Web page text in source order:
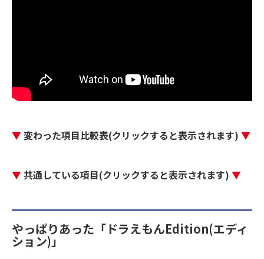
▼ 変わった項目比較表(クリックすると表示されます) ▼
▼共通している項目(クリックすると表示されます) ▼
やっぱりあった「ドラえもんEdition(エディ
ション)」